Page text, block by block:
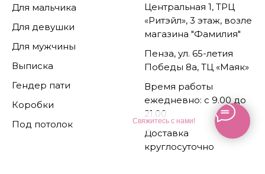
Свяжитесь с нами!
Для мальчика
Для девушки
Для мужчины
Выписка
Гендер пати
Коробки
Под потолок
Центральная 1, ТРЦ
«Ритэйл», 3 этаж, возле
магазина "Фамилия"
Пенза, ул. 65-летия
Победы 8а, ТЦ «Маяк»
Время работы
ежедневно: с 9.00 до
21.00
Доставка
круглосуточно